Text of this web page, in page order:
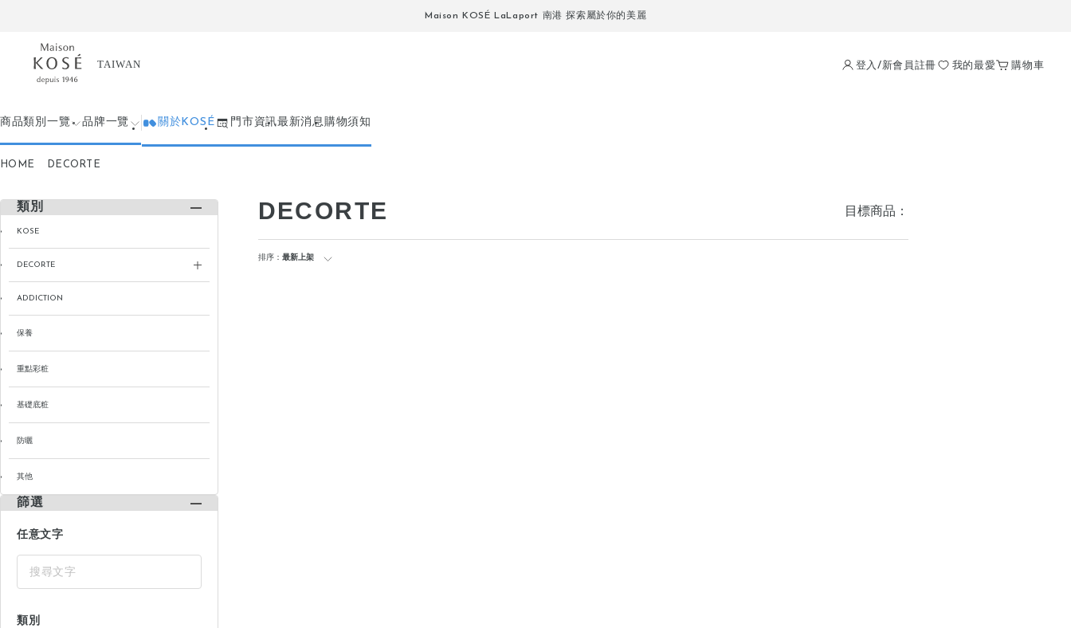
Maison KOSÉ LaLaport 南港 探索屬於你的美麗
登入/新會員註冊 我的最愛 購物車
商品類別一覽 品牌一覽 關於KOSÉ 門市資訊最新消息購物須知
HOME DECORTE
類別
KOSE
DECORTE
ADDICTION
保養
重點彩粧
基礎底粧
防曬
其他
篩選
任意文字
類別
DECORTE 目標商品：
排序： 最新上架